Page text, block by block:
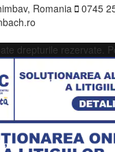
Romania
0745
drepturile rezervate.